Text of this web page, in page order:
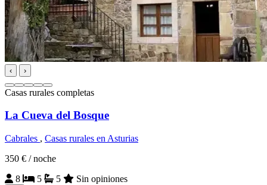
‹ ›
Casas rurales completas
La Cueva del Bosque
Cabrales , Casas rurales en Asturias
350 € / noche
8
5 5 Sin opiniones